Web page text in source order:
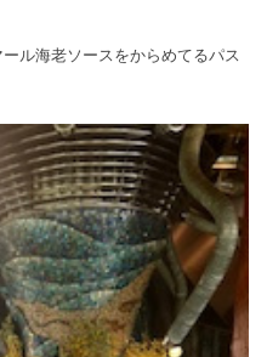
ル海老ソースをからめてるパス